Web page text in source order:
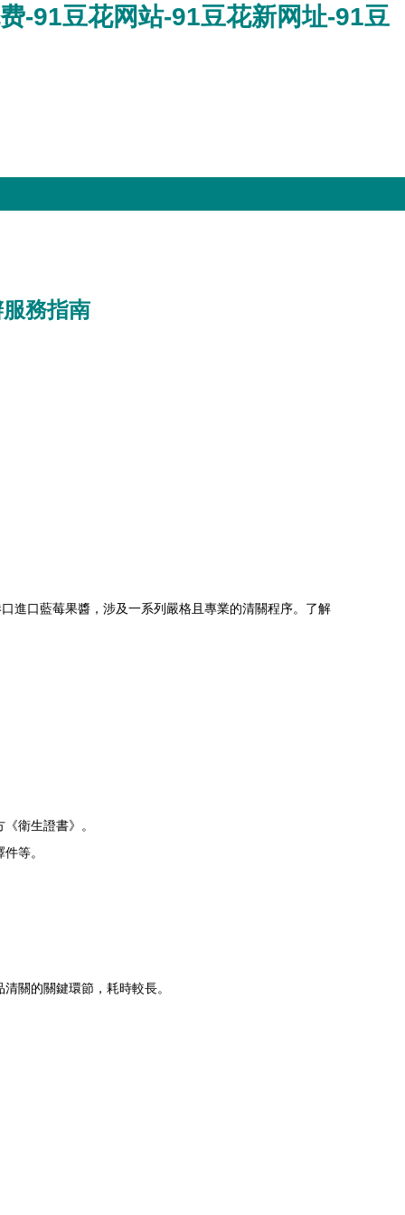
-91豆花网站-91豆花新网址-91豆
務指南
進口藍莓果醬，涉及一系列嚴格且專業的清關程序。了解
衛生證書》。
等。
關的關鍵環節，耗時較長。